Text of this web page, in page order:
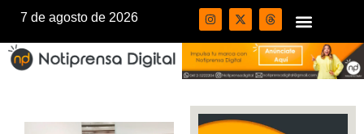
7 de agosto de 2026